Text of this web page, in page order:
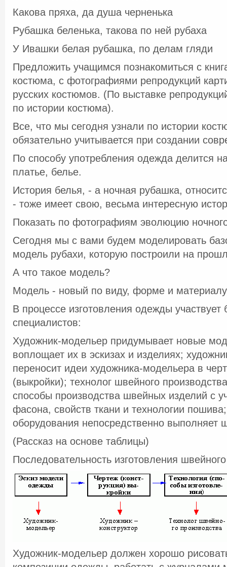
Какова пряха, да душа черненька
Рубашка беленька, такова по ней рубаха
У Ивашки белая рубашка, по делам гляди
Предложить учащимся познакомиться с
костюма, с фотографиями репродукций
русских костюмов. (По выставке
по истории костюма).
Все, что мы сегодня узнали по истории
обязательно учитывается при создании
По способу употребления одежда делится
платье, белье.
История белья, - а ночная рубашка,
- тоже имеет свою, весьма интересную
Показать по фотографиям эволюцию
Сегодня мы с вами будем моделировать
модель рубахи, которую построили на
А что такое модель?
Модель - новый по виду, форме и
В процессе изготовления одежды участвует
специалистов:
Художник-модельер придумывает новые
воплощает их в эскизах и изделиях;
переносит идеи художника-модельера в
(выкройки); технолог швейного
способы производства швейных изделий с
фасона, свойств ткани и технологии
оборудования непосредственно выполняет
(Рассказ на основе таблицы)
Последовательность изготовления
Художник-модельер должен хорошо